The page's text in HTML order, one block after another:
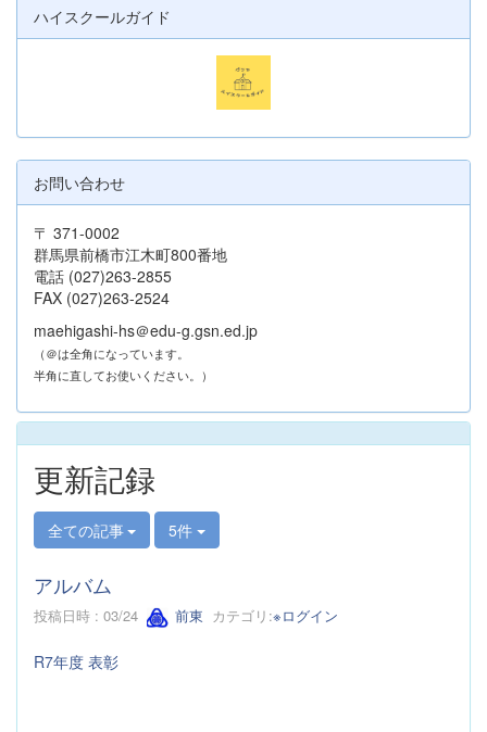
ハイスクールガイド
お問い合わせ
〒 371-0002
群馬県前橋市江木町800番地
電話 (027)263-2855
FAX (027)263-2524
maehigashi-hs＠edu-g.gsn.ed.jp
（＠は全角になっています。
半角に直してお使いください。）
更新記録
全ての記事 5件
アルバム
投稿日時 : 03/24 前東 カテゴリ:※ログイン
R7年度 表彰